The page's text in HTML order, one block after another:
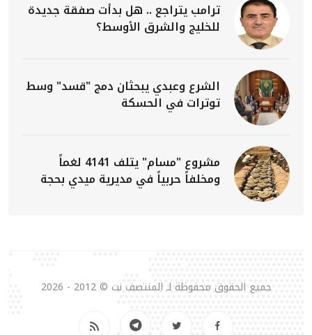
ترامب يتراجع .. هل بدأت صفقة جديدة
للخليج والشرق الأوسط؟
الشرع وعبدي يبحثان دمج "قسد" وسط
توترات في الحسكة
مشروع "مسام" يتلف 4141 لغماً
ومخلفاً حربياً في مديرية ميدي بحجة
جميع الحقوق محفوظة لـ المنتصف نت © 2012 - 2026